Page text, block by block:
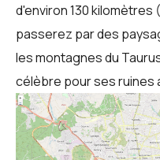
d'environ 130 kilomètres
passerez par des
les montagnes du
célèbre pour ses ruines